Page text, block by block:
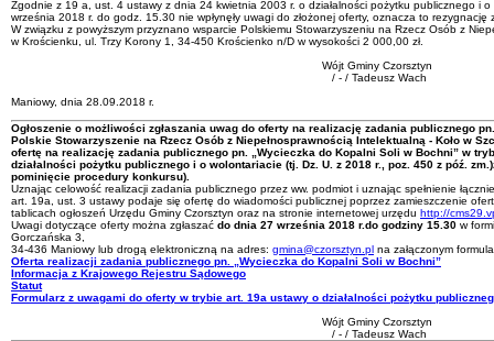
Zgodnie z 19 a, ust. 4 ustawy z dnia 24 kwietnia 2003 r. o działalności pożytku publicznego i
września 2018 r. do godz. 15.30 nie wpłynęły uwagi do złożonej oferty, oznacza to rezygnację
W związku z powyższym przyznano wsparcie Polskiemu Stowarzyszeniu na Rzecz Osób z
w Krościenku, ul. Trzy Korony 1, 34-450 Krościenko n/D w wysokości 2 000,00 zł.
Wójt Gminy Czorsztyn
/ - / Tadeusz Wach
Maniowy, dnia 28.09.2018 r.
Ogłoszenie o możliwości zgłaszania uwag do oferty na realizację zadania publicznego
Polskie Stowarzyszenie na Rzecz Osób z Niepełnosprawnością Intelektualną - Koło w
ofertę na realizację zadania publicznego pn.
„Wycieczka do Kopalni Soli w Bochni” w
działalności pożytku publicznego i o wolontariacie (tj. Dz. U. z 2018 r., poz. 450 z póź. zm.)
pominięcie procedury konkursu).
Uznając celowość realizacji zadania publicznego przez ww. podmiot i uznając spełnienie
art. 19a, ust. 3 ustawy podaje się ofertę do wiadomości publicznej poprzez zamieszczenie
tablicach ogłoszeń Urzędu Gminy Czorsztyn oraz na stronie internetowej urzędu http://
Uwagi dotyczące oferty można zgłaszać do dnia 27 września 2018 r.do godziny 15.30 w
Gorczańska 3,
34-436 Maniowy lub drogą elektroniczną na adres: gmina@czorsztyn.pl na załączonym
Oferta realizacji zadania publicznego pn. „Wycieczka do Kopalni Soli w Bochni”
Informacja z Krajowego Rejestru Sądowego
Statut
Formularz z uwagami do oferty w trybie art. 19a ustawy o działalności pożytku
Wójt Gminy Czorsztyn
/ - / Tadeusz Wach